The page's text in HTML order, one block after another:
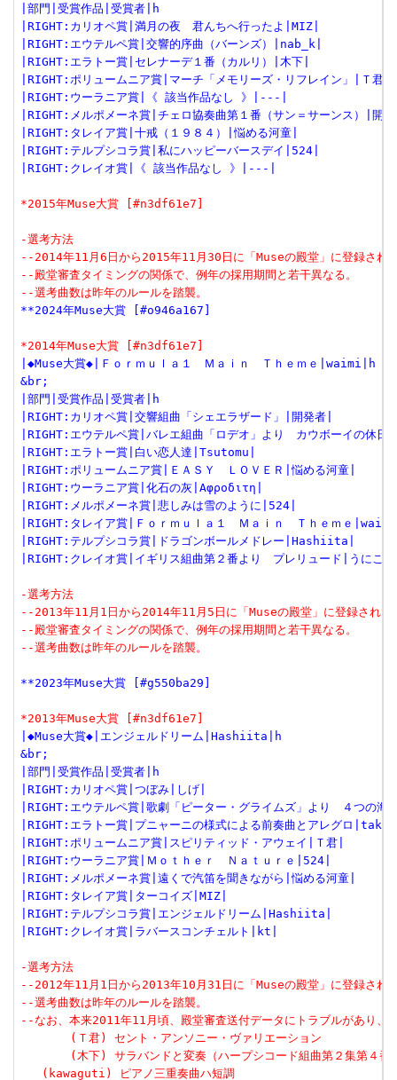
|部門|受賞作品|受賞者|h
|RIGHT:カリオペ賞|満月の夜　君んちへ行ったよ|MIZ|
|RIGHT:エウテルペ賞|交響的序曲（バーンズ）|nab_k|
|RIGHT:エラトー賞|セレナーデ１番（カルリ）|木下|
|RIGHT:ポリュームニア賞|マーチ「メモリーズ・リフレイン」|Ｔ君|
|RIGHT:ウーラニア賞|《 該当作品なし 》|---|
|RIGHT:メルポメーネ賞|チェロ協奏曲第１番（サン＝サーンス）|開
|RIGHT:タレイア賞|十戒（１９８４）|悩める河童|
|RIGHT:テルプシコラ賞|私にハッピーバースデイ|524|
|RIGHT:クレイオ賞|《 該当作品なし 》|---|
*2015年Muse大賞 [#n3df61e7]
-選考方法
--2014年11月6日から2015年11月30日に「Museの殿堂」に登録され
--殿堂審査タイミングの関係で、例年の採用期間と若干異なる。
--選考曲数は昨年のルールを踏襲。
**2024年Muse大賞 [#o946a167]
*2014年Muse大賞 [#n3df61e7]
|◆Muse大賞◆|Ｆｏｒｍｕｌａ１　Ｍａｉｎ　Ｔｈｅｍｅ|waimi|h
&br;
|部門|受賞作品|受賞者|h
|RIGHT:カリオペ賞|交響組曲「シェエラザード」|開発者|
|RIGHT:エウテルペ賞|バレエ組曲「ロデオ」より　カウボーイの休
|RIGHT:エラトー賞|白い恋人達|Tsutomu|
|RIGHT:ポリュームニア賞|ＥＡＳＹ　ＬＯＶＥＲ|悩める河童|
|RIGHT:ウーラニア賞|化石の灰|Αφροδιτη|
|RIGHT:メルポメーネ賞|悲しみは雪のように|524|
|RIGHT:タレイア賞|Ｆｏｒｍｕｌａ１　Ｍａｉｎ　Ｔｈｅｍｅ
|RIGHT:テルプシコラ賞|ドラゴンボールメドレー|Hashiita|
|RIGHT:クレイオ賞|イギリス組曲第２番より　プレリュード|うにこ
-選考方法
--2013年11月1日から2014年11月5日に「Museの殿堂」に登録された
--殿堂審査タイミングの関係で、例年の採用期間と若干異なる。
--選考曲数は昨年のルールを踏襲。
**2023年Muse大賞 [#g550ba29]
*2013年Muse大賞 [#n3df61e7]
|◆Muse大賞◆|エンジェルドリーム|Hashiita|h
&br;
|部門|受賞作品|受賞者|h
|RIGHT:カリオペ賞|つぼみ|しげ|
|RIGHT:エウテルペ賞|歌劇「ピーター・グライムズ」より　４つの
|RIGHT:エラトー賞|プニャーニの様式による前奏曲とアレグロ|taka|
|RIGHT:ポリュームニア賞|スピリティッド・アウェイ|Ｔ君|
|RIGHT:ウーラニア賞|Ｍｏｔｈｅｒ　Ｎａｔｕｒｅ|524|
|RIGHT:メルポメーネ賞|遠くで汽笛を聞きながら|悩める河童|
|RIGHT:タレイア賞|ターコイズ|MIZ|
|RIGHT:テルプシコラ賞|エンジェルドリーム|Hashiita|
|RIGHT:クレイオ賞|ラバースコンチェルト|kt|
-選考方法
--2012年11月1日から2013年10月31日に「Museの殿堂」に登録され
--選考曲数は昨年のルールを踏襲。
--なお、本来2011年11月頃、殿堂審査送付データにトラブルがあり、
       (Ｔ君) セント・アンソニー・ヴァリエーション
(木下) サラバンドと変奏（ハープシコード組曲第２集第４番
   (kawaguti) ピアノ三重奏曲ハ短調